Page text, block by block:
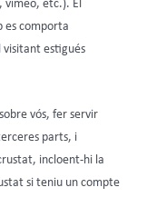
etc.). El
es comporta
visitant estigués
vós, fer servir
parts, i
incloent-hi la
si teniu un compte